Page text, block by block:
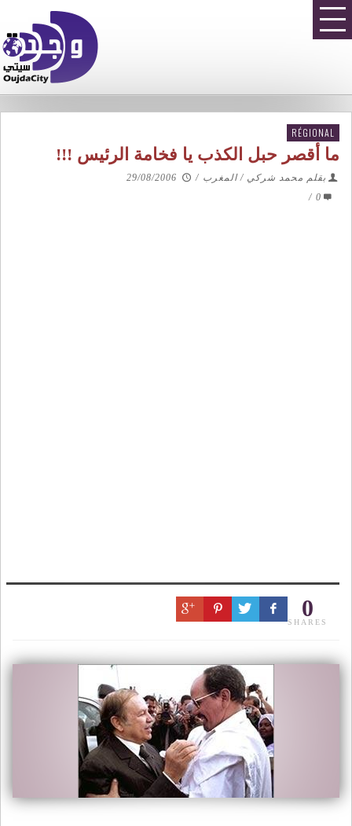
RÉGIONAL
ما أقصر حبل الكذب يا فخامة الرئيس !!!
بقلم محمد شركي / المغرب /
29/08/2006
0
/
0
SHARES